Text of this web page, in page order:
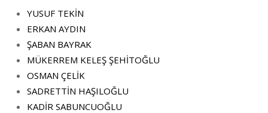
YUSUF TEKİN
ERKAN AYDIN
ŞABAN BAYRAK
MÜKERREM KELEŞ ŞEHİTOĞLU
OSMAN ÇELİK
SADRETTİN HAŞILOĞLU
KADİR SABUNCUOĞLU